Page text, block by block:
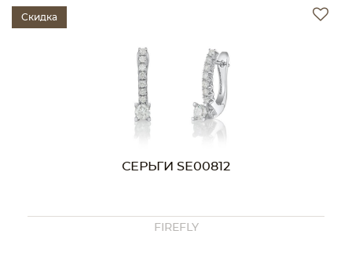
Скидка
СЕРЬГИ SE00812
FIREFLY